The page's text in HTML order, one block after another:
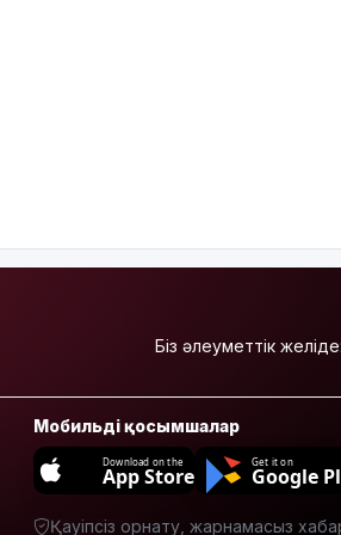
Мырзуанға
«Жел
үңгірі»
хитке
Біз әлеуметтік желіде:
Мобильді қосымшалар
Download on the
App Store
Get it on
Google
Қауіпсіз орнату, жарнамасыз